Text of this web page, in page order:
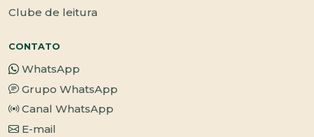
Clube de leitura
CONTATO
WhatsApp
Grupo WhatsApp
Canal WhatsApp
E-mail